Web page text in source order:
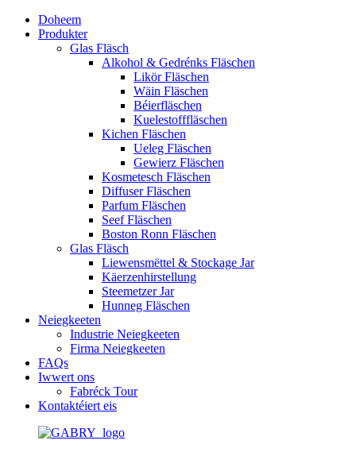
Doheem
Produkter
Glas Fläsch
Alkohol & Gedrénks Fläschen
Likör Fläschen
Wäin Fläschen
Béierfläschen
Kuelestofffläschen
Kichen Fläschen
Ueleg Fläschen
Gewierz Fläschen
Kosmetesch Fläschen
Diffuser Fläschen
Parfum Fläschen
Seef Fläschen
Boston Ronn Fläschen
Glas Fläsch
Liewensmëttel & Stockage Jar
Käerzenhirstellung
Steemetzer Jar
Hunneg Fläschen
Neiegkeeten
Industrie Neiegkeeten
Firma Neiegkeeten
FAQs
Iwwert ons
Fabréck Tour
Kontaktéiert eis